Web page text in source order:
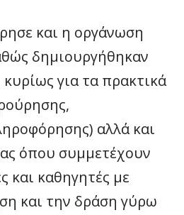
και η οργάνωση
δημιουργήθηκαν
για τα πρακτικά
αλλά και
όπου συμμετέχουν
και καθηγητές με
και την δράση γύρω